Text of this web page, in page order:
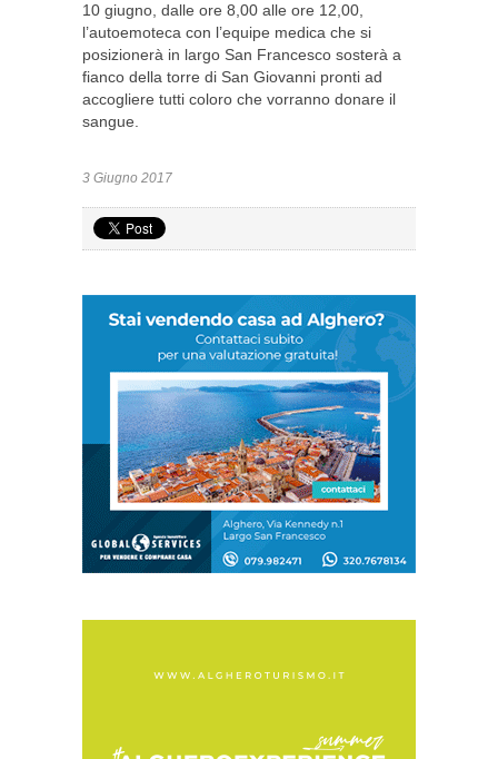
10 giugno, dalle ore 8,00 alle ore 12,00,
l’autoemoteca con l’equipe medica che si
posizionerà in largo San Francesco sosterà a
fianco della torre di San Giovanni pronti ad
accogliere tutti coloro che vorranno donare il
sangue.
3 Giugno 2017